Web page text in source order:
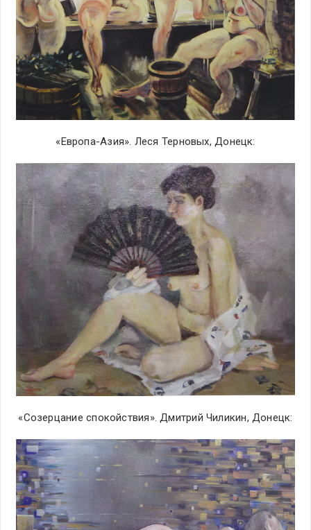
«Европа-Азия». Леся Терновых, Донецк:
«Созерцание спокойствия». Дмитрий Чиликин, Донецк: